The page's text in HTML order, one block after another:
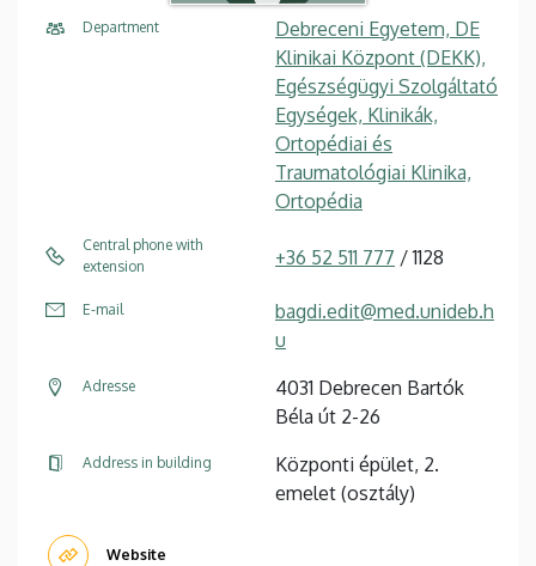
Department
Debreceni Egyetem, DE
Klinikai Központ (DEKK),
Egészségügyi Szolgáltató
Egységek, Klinikák,
Ortopédiai és
Traumatológiai Klinika,
Ortopédia
Central phone with
extension
+36 52 511 777 / 1128
E-mail
bagdi.edit@med.unideb.h
u
Adresse
4031 Debrecen Bartók
Béla út 2-26
Address in building
Központi épület, 2.
emelet (osztály)
Website